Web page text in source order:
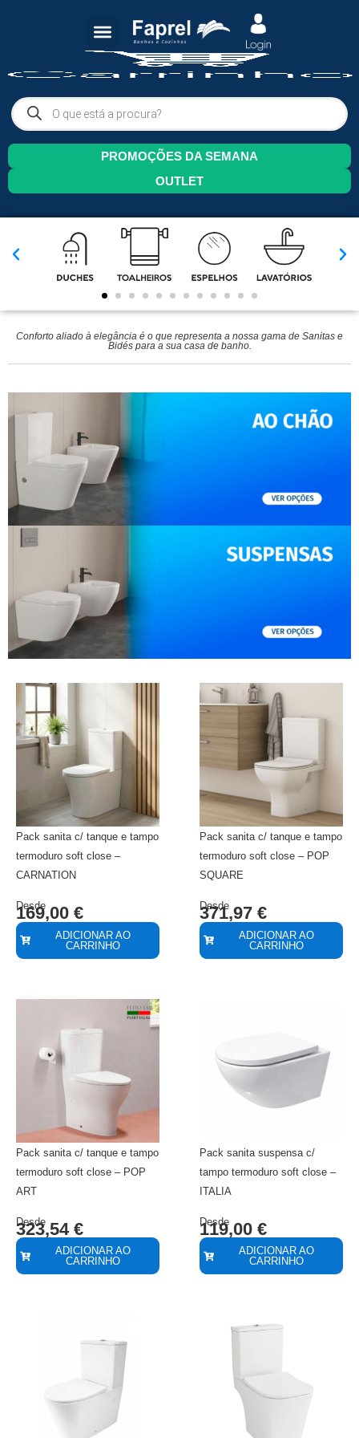
PROMOÇÕES DA SEMANA
OUTLET
Conforto aliado à elegância é o que representa a nossa gama de Sanitas e
Bidés para a sua casa de banho.
Pack sanita c/ tanque e tampo
termoduro soft close –
CARNATION
ADICIONAR AO
CARRINHO
Desde
169,00 €
Pack sanita c/ tanque e tampo
termoduro soft close – POP
SQUARE
ADICIONAR AO
CARRINHO
Desde
371,97 €
Pack sanita c/ tanque e tampo
termoduro soft close – POP
ART
ADICIONAR AO
CARRINHO
Desde
323,54 €
Pack sanita suspensa c/
tampo termoduro soft close –
ITALIA
ADICIONAR AO
CARRINHO
Desde
119,00 €